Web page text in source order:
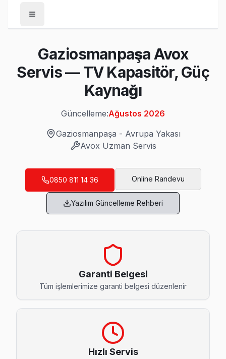
Gaziosmanpaşa
/Avox
Ağustos 2026
Bağlarbaşı Avox Servis
Gaziosmanpaşa genelinde Bağlarbaşı bölgesinde Avox
Avox Servis Merkezi →
Barbaros Hayrettin Paşa Avox Servis
Gaziosmanpaşa'da Barbaros Hayrettin Paşa mahallesi
Barbaros Hayrettin Paşa Avox Açılmıyor Arıza →
Fevzi Çakmak Avox Servis
Gaziosmanpaşa'da Fevzi Çakmak bölgesindeki Avox
Hürriyet Avox Servis
Avox TV'niz Hürriyet'de arıza yaptıysa taşımanıza
Gaziosmanpaşa Avox
Servis — TV Kapasitör, Güç
Kaynağı
Güncelleme:Ağustos 2026
Gaziosmanpaşa - Avrupa Yakası
Avox Uzman Servis
0850 811 14 36 Online Randevu
Yazılım Güncelleme Rehberi
Garanti Belgesi
Tüm işlemlerimize garanti belgesi düzenlenir
Hızlı Servis